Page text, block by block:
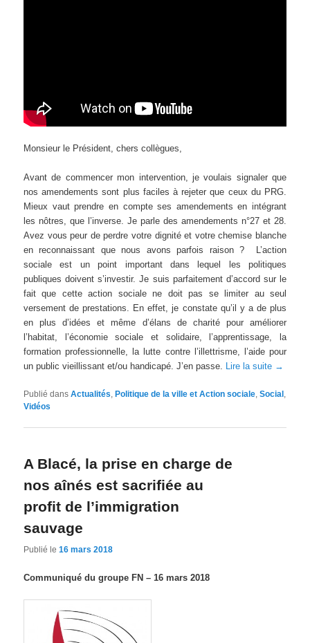
Monsieur le Président, chers collègues,
Avant de commencer mon intervention, je voulais signaler que
nos amendements sont plus faciles à rejeter que ceux du PRG.
Mieux vaut prendre en compte ses amendements en intégrant
les nôtres, que l’inverse. Je parle des amendements n°27 et 28.
Avez vous peur de perdre votre dignité et votre chemise blanche
en reconnaissant que nous avons parfois raison ? L’action
sociale est un point important dans lequel les politiques
publiques doivent s’investir. Je suis parfaitement d’accord sur le
fait que cette action sociale ne doit pas se limiter au seul
versement de prestations. En effet, je constate qu’il y a de plus
en plus d’idées et même d’élans de charité pour améliorer
l’habitat, l’économie sociale et solidaire, l’apprentissage, la
formation professionnelle, la lutte contre l’illettrisme, l’aide pour
un public vieillissant et/ou handicapé. J’en passe.
Lire la suite →
Publié dans Actualités, Politique de la ville et Action sociale,Social ,
Vidéos
A Blacé, la prise en charge de
nos aînés est sacrifiée au
profit de l’immigration
sauvage
Publié le16 mars 2018
Communiqué du groupe FN – 16 mars 2018